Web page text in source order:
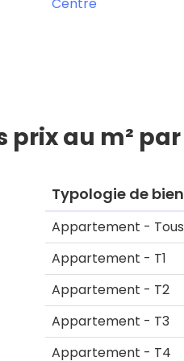
prix au m² par
Typologie de bien
Appartement - Tous
Appartement - T1
Appartement - T2
Appartement - T3
Appartement - T4